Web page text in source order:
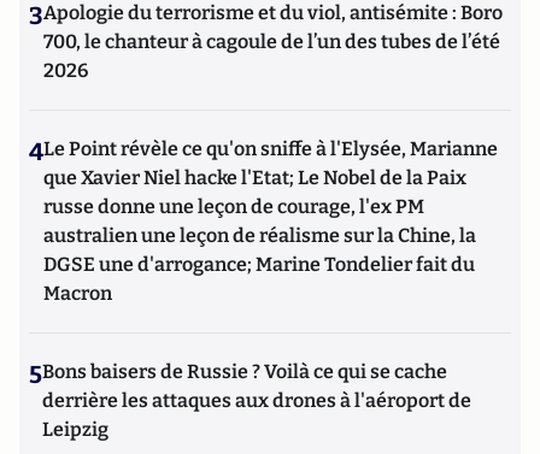
3Apologie du terrorisme et du viol, antisémite : Boro
700, le chanteur à cagoule de l’un des tubes de l’été
2026
4Le Point révèle ce qu'on sniffe à l'Elysée, Marianne
que Xavier Niel hacke l'Etat; Le Nobel de la Paix
russe donne une leçon de courage, l'ex PM
australien une leçon de réalisme sur la Chine, la
DGSE une d'arrogance; Marine Tondelier fait du
Macron
5Bons baisers de Russie ? Voilà ce qui se cache
derrière les attaques aux drones à l'aéroport de
Leipzig